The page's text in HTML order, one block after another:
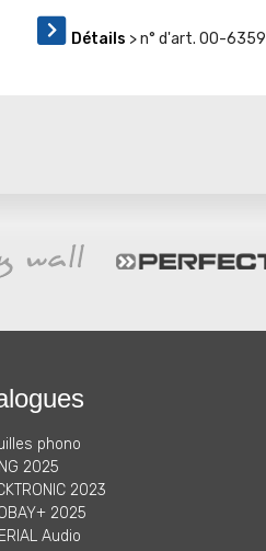
Détails > n° d'art. 00-6359
phono
2025
2023
2025
Audio